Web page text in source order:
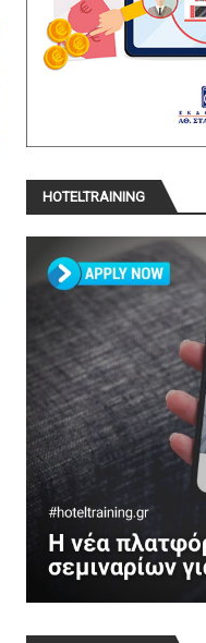
HOTELTRAINING